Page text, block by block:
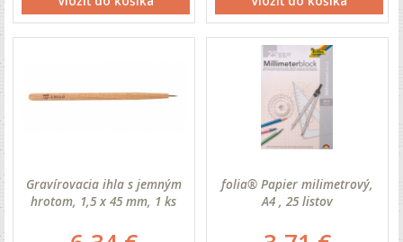
Gravírovacia ihla s jemným
hrotom, 1,5 x 45 mm, 1 ks
folia® Papier milimetrový,
A4 , 25 listov